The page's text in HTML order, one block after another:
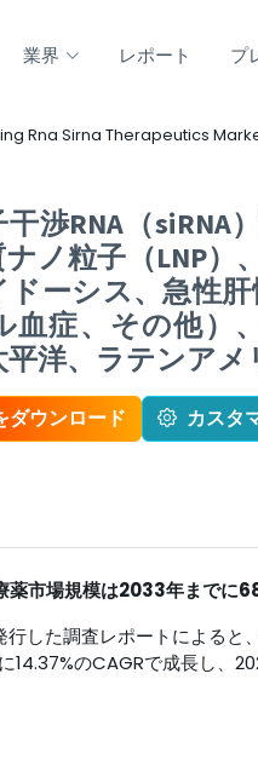
業界 レポート プ
Rna Sirna Therapeutics
渉RNA（siRNA
ナノ粒子（LNP
ーシス、急性
血症、その他）
洋、ラテンア
ダウンロード カスタ
薬市場規模は2033年までに
た調査レポートによると、
14.37%のCAGRで成長し、